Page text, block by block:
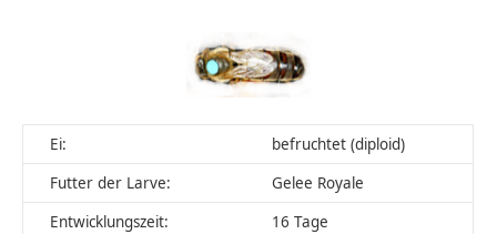
Ei:
befruchtet (diploid)
Futter der Larve:
Gelee Royale
Entwicklungszeit:
16 Tage